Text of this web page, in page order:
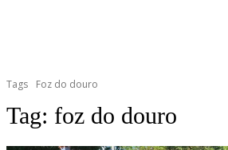
Tags Foz do douro
Tag: foz do douro